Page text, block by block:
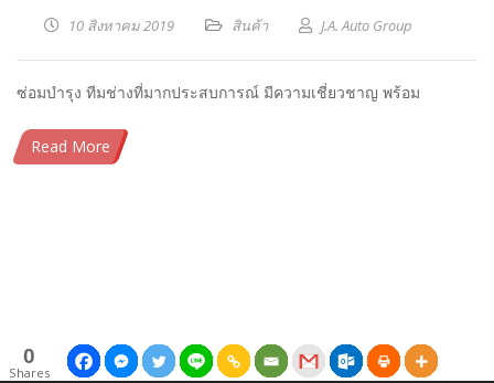
0
Shares
0
Shares
0
Shares
0
Shares
0
Shares
0
Shares
0
Shares
0
Shares
0
Shares
0
Shares
0
Shares
0
Shares
0
Shares
10 สิงหาคม 2019 สินค้า J.A. Auto Group
ซ่อมบำรุง ทีมช่างที่มากประสบการณ์ มีความเชี่ยวชาญ พร้อม
Read More
0
Shares